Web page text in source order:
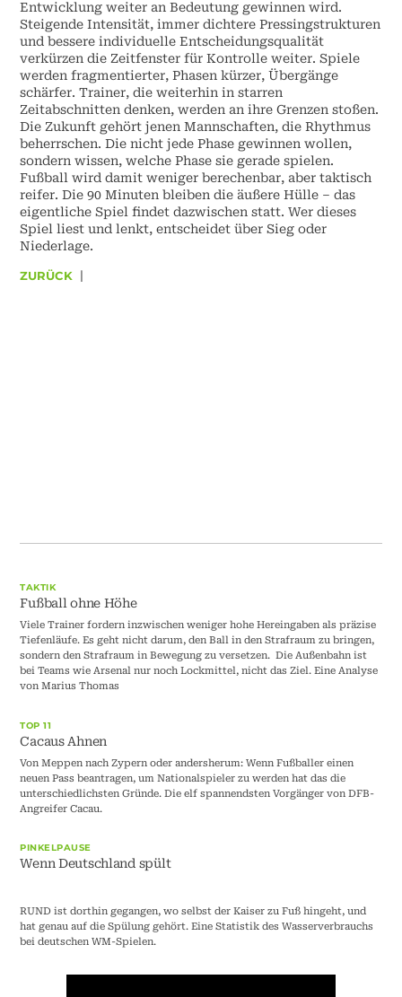
Entwicklung weiter an Bedeutung gewinnen wird.
Steigende Intensität, immer dichtere Pressingstrukturen
und bessere individuelle Entscheidungsqualität
verkürzen die Zeitfenster für Kontrolle weiter. Spiele
werden fragmentierter, Phasen kürzer, Übergänge
schärfer. Trainer, die weiterhin in starren
Zeitabschnitten denken, werden an ihre Grenzen stoßen.
Die Zukunft gehört jenen Mannschaften, die Rhythmus
beherrschen. Die nicht jede Phase gewinnen wollen,
sondern wissen, welche Phase sie gerade spielen.
Fußball wird damit weniger berechenbar, aber taktisch
reifer. Die 90 Minuten bleiben die äußere Hülle – das
eigentliche Spiel findet dazwischen statt. Wer dieses
Spiel liest und lenkt, entscheidet über Sieg oder
Niederlage.
ZURÜCK |
TAKTIK
Fußball ohne Höhe
Viele Trainer fordern inzwischen weniger hohe Hereingaben als präzise
Tiefenläufe. Es geht nicht darum, den Ball in den Strafraum zu bringen,
sondern den Strafraum in Bewegung zu versetzen. Die Außenbahn ist
bei Teams wie Arsenal nur noch Lockmittel, nicht das Ziel. Eine Analyse
von Marius Thomas
TOP 11
Cacaus Ahnen
Von Meppen nach Zypern oder andersherum: Wenn Fußballer einen
neuen Pass beantragen, um Nationalspieler zu werden hat das die
unterschiedlichsten Gründe. Die elf spannendsten Vorgänger von DFB-
Angreifer Cacau.
PINKELPAUSE
Wenn Deutschland spült
RUND ist dorthin gegangen, wo selbst der Kaiser zu Fuß hingeht, und
hat genau auf die Spülung gehört. Eine Statistik des Wasserverbrauchs
bei deutschen WM-Spielen.